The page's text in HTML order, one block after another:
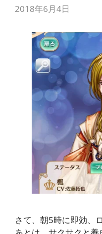
2018年6月4日
さて、朝5時に即効、